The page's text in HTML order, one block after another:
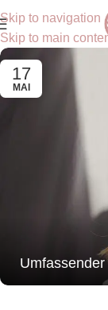
Skip to navigation
Skip to main
17
MAI